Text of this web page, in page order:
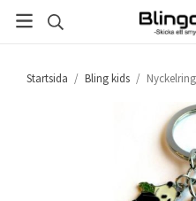
Startsida / Bling kids /